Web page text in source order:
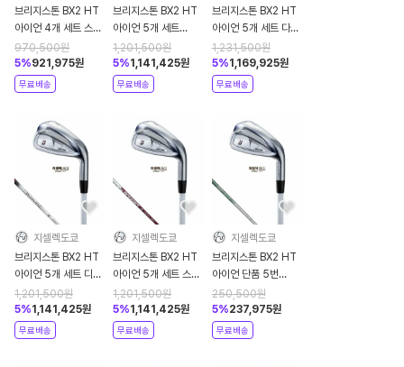
브리지스톤 BX2 HT
아이언 4개 세트 스피
더 NX BS50i 2025
년
970,500원
5%921,975원
무료배송
브리지스톤 BX2 HT
아이언 5개 세트
NSPRO 850GH
neo 2025년
1,201,500원
5%1,141,425원
무료배송
브리지스톤 BX2 HT
아이언 5개 세트 다이
나믹골드95 2025년
1,231,500원
5%1,169,925원
무료배송
지셀렉도쿄
브리지스톤 BX2 HT
아이언 5개 세트 디아
마나 BS50i 2 2025
년
1,201,500원
5%1,141,425원
무료배송
지셀렉도쿄
브리지스톤 BX2 HT
아이언 5개 세트 스피
더 NX BS50i 2025
년
1,201,500원
5%1,141,425원
무료배송
지셀렉도쿄
브리지스톤 BX2 HT
아이언 단품 5번
NSPRO 850GH
neo 2025년
250,500원
5%237,975원
무료배송